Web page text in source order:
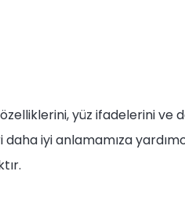
yüz ifadelerini ve
iyi anlamamıza